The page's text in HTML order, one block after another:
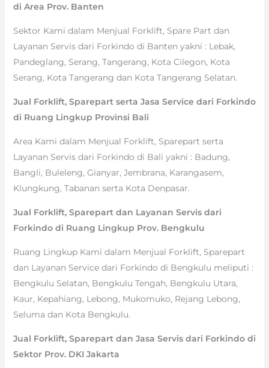
di Area Prov. Banten
Sektor Kami dalam Menjual Forklift, Spare Part dan
Layanan Servis dari Forkindo di Banten yakni : Lebak,
Pandeglang, Serang, Tangerang, Kota Cilegon, Kota
Serang, Kota Tangerang dan Kota Tangerang Selatan.
Jual Forklift, Sparepart serta Jasa Service dari Forkindo
di Ruang Lingkup Provinsi Bali
Area Kami dalam Menjual Forklift, Sparepart serta
Layanan Servis dari Forkindo di Bali yakni : Badung,
Bangli, Buleleng, Gianyar, Jembrana, Karangasem,
Klungkung, Tabanan serta Kota Denpasar.
Jual Forklift, Sparepart dan Layanan Servis dari
Forkindo di Ruang Lingkup Prov. Bengkulu
Ruang Lingkup Kami dalam Menjual Forklift, Sparepart
dan Layanan Service dari Forkindo di Bengkulu meliputi :
Bengkulu Selatan, Bengkulu Tengah, Bengkulu Utara,
Kaur, Kepahiang, Lebong, Mukomuko, Rejang Lebong,
Seluma dan Kota Bengkulu.
Jual Forklift, Sparepart dan Jasa Servis dari Forkindo di
Sektor Prov. DKI Jakarta